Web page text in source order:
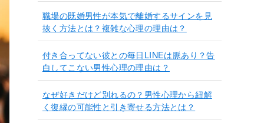
職場の既婚男性が本気で離婚するサインを見
抜く方法とは？複雑な心理の理由は？
付き合ってない彼との毎日LINEは脈あり？告
白してこない男性心理の理由は？
なぜ好きだけど別れるの？男性心理から紐解
く復縁の可能性と引き寄せる方法とは？